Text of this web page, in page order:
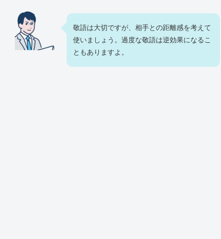
敬語は大切ですが、相手との距離感を考えて
使いましょう。過度な敬語は逆効果になるこ
ともありますよ。